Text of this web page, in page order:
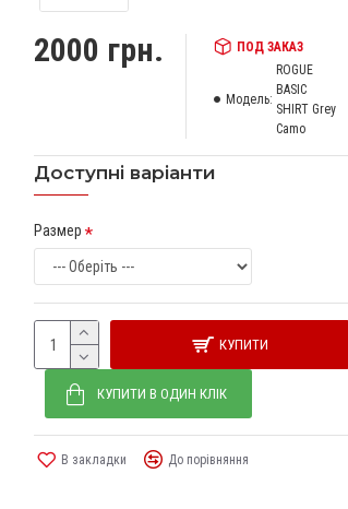
2000 грн. ПОД ЗАКАЗ
Модель:
ROGUE
BASIC
SHIRT Grey
Camo
Доступні варіанти
Размер
КУПИТИ
КУПИТИ В ОДИН КЛІК
В закладки До порівняння